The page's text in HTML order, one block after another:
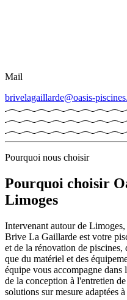
Mail
brivelagaillarde@oasis-
Pourquoi nous choisir
Pourquoi choisir
Limoges
Intervenant autour de
Brive La Gaillarde est votre
et de la rénovation de piscines,
que du matériel et des
équipe vous accompagne dans
de la conception à l'entretien
solutions sur mesure adaptées